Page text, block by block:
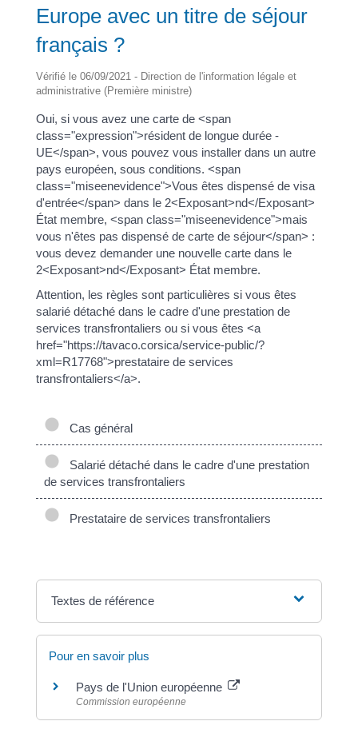
Europe avec un titre de séjour
français ?
Vérifié le 06/09/2021 - Direction de l'information légale et
administrative (Première ministre)
Oui, si vous avez une carte de <span
class="expression">résident de longue durée -
UE</span>, vous pouvez vous installer dans un autre
pays européen, sous conditions. <span
class="miseenevidence">Vous êtes dispensé de visa
d'entrée</span> dans le 2<Exposant>nd</Exposant>
État membre, <span class="miseenevidence">mais
vous n'êtes pas dispensé de carte de séjour</span> :
vous devez demander une nouvelle carte dans le
2<Exposant>nd</Exposant> État membre.
Attention, les règles sont particulières si vous êtes
salarié détaché dans le cadre d'une prestation de
services transfrontaliers ou si vous êtes <a
href="https://tavaco.corsica/service-public/?
xml=R17768">prestataire de services
transfrontaliers</a>.
Cas général
Salarié détaché dans le cadre d'une prestation
de services transfrontaliers
Prestataire de services transfrontaliers
Textes de référence
Pour en savoir plus
Pays de l'Union européenne
Commission européenne